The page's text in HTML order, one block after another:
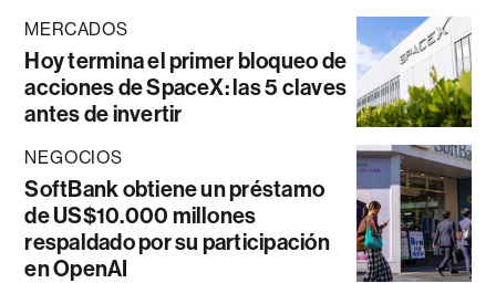
MERCADOS
Hoy termina el primer bloqueo de
acciones de SpaceX: las 5 claves
antes de invertir
NEGOCIOS
SoftBank obtiene un préstamo
de US$10.000 millones
respaldado por su participación
en OpenAI